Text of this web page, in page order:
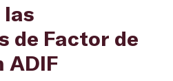
las
de Factor de
ADIF